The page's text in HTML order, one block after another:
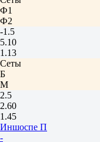
Ф1
Ф2
-1.5
5.10
1.13
Сеты
Б
М
2.5
2.60
1.45
Иншоспе П
-